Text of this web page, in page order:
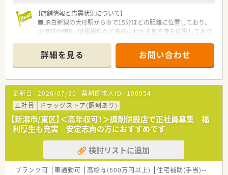
【店舗情報と応需状況について】
■JR白新線の大形駅から車で15分ほどの距離に位置しており、
小児科や眼科、泌尿器科など多岐にわたる処方箋を応需しており
■処方箋枚数は1日平均100枚ほどで、常勤薬剤師3名体制で一人
ひとりの患者様に寄り添った丁寧な服薬指導を日々実践してい
ます。
■近隣の泌尿器科クリニックや、小児科クリニックなど近隣のク
リニックと連携し、地域のかかりつけ薬局として機能していま
す。
【法人特徴について】
■新潟県と山形県を中心に100店舗以上を展開しており、東証プ
ライム上場グループに属するため抜群の経営安定性を誇りま
す。
■1964年に新潟県で最初に処方箋調剤を開始した歴史ある企業
であり、全店舗の約7割が開業医門前という地域に根ざした運営
が特徴です。
詳細を見る お問い合わせ
更新日： 2026/07/30 薬剤師求人ID： 190954
正社員
ドラッグストア(調剤あり)
【新潟市/東区】＜高年収可！＞調剤併設店で正社員募集 福
利厚生も充実 安定志向の方におすすめです
検討リストに追加
ブランク可 車通勤可 高給与(600万円以上) 住宅補助(手当)あり